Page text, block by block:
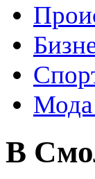
Мода
В